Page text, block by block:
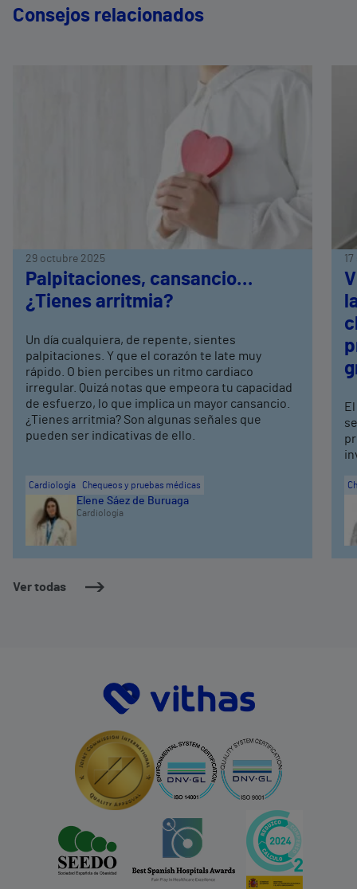
Consejos relacionados
Ver todas
29 octubre 2025
Palpitaciones, cansancio…
¿Tienes arritmia?
Un día cualquiera, de repente, sientes
palpitaciones. Y que el corazón te late muy
rápido. O bien percibes un ritmo cardiaco
irregular. Quizá notas que empeora tu capacidad
de esfuerzo, lo que implica un mayor cansancio.
¿Tienes arritmia? Son algunas señales que
pueden ser indicativas de ello.
Cardiología Chequeos y pruebas médicas
Elene Sáez de Buruaga
Cardiología